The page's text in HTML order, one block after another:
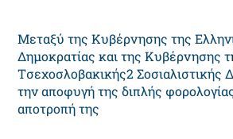
Mεταξύ της Kυβέρνησης της
Δημοκρατίας και της Kυβέρνησης
Tσεχοσλοβακικής2 Σοσιαλιστικής
την αποφυγή της διπλής
αποτροπή της